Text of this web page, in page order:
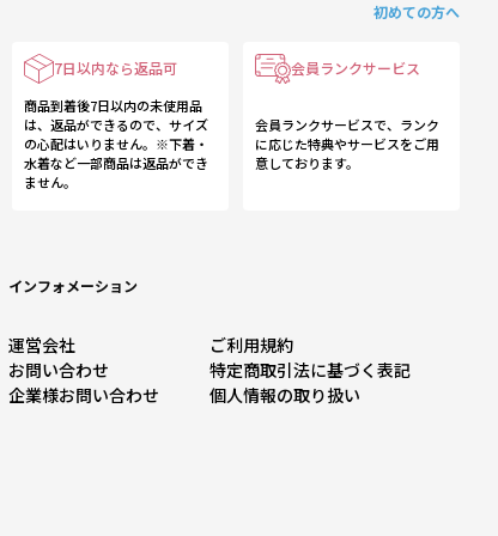
初めての方へ
7日以内なら返品可
商品到着後7日以内の未使用品
は、返品ができるので、サイズ
の心配はいりません。※下着・
水着など一部商品は返品ができ
ません。
会員ランクサービス
会員ランクサービスで、ランク
に応じた特典やサービスをご用
意しております。
インフォメーション
運営会社
ご利用規約
お問い合わせ
特定商取引法に基づく表記
企業様お問い合わせ
個人情報の取り扱い